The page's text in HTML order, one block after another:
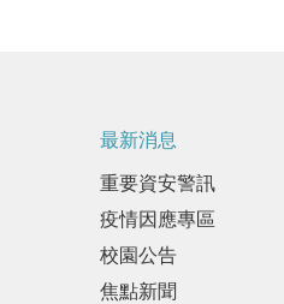
最新消息
重要資安警訊
疫情因應專區
校園公告
焦點新聞